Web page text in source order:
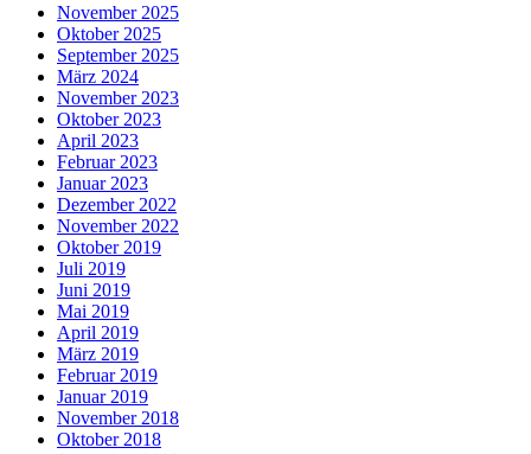
November 2025
Oktober 2025
September 2025
März 2024
November 2023
Oktober 2023
April 2023
Februar 2023
Januar 2023
Dezember 2022
November 2022
Oktober 2019
Juli 2019
Juni 2019
Mai 2019
April 2019
März 2019
Februar 2019
Januar 2019
November 2018
Oktober 2018